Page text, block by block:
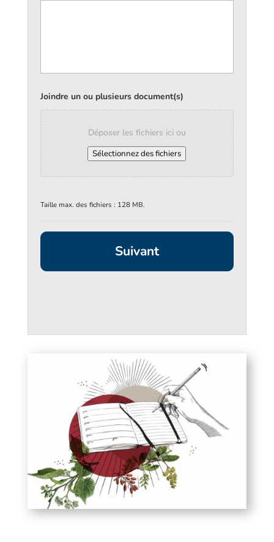
Joindre un ou plusieurs document(s)
Déposer les fichiers ici ou
Sélectionnez des fichiers
Taille max. des fichiers : 128 MB.